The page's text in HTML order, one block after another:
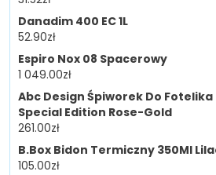
Danadim 400 EC 1L
52.90zł
Espiro Nox 08 Spacerowy
1 049.00zł
Abc Design Śpiworek Do
Special Edition Rose-Gold
261.00zł
B.Box Bidon Termiczny 350Ml
105.00zł